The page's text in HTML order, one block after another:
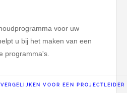
voor uw
u bij het maken van een
programma's.
VOOR EEN PROJECTLEIDER